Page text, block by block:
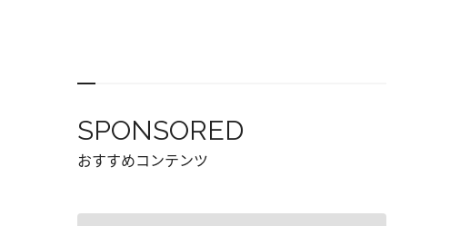
SPONSORED
おすすめコンテンツ